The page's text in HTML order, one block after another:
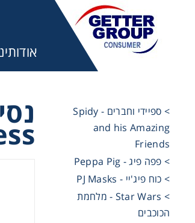
> ספיידי וחברים - Spidy
and his Amazing
Friends
> פפה פיג - Peppa Pig
> כוח פיג'יי - PJ Masks
> Star Wars - מלחמת
הכוכבים